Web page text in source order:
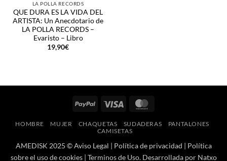
LA POLLA RECORDS
QUE DURA ES LA VIDA DEL
ARTISTA: Un Anecdotario de
LA POLLA RECORDS –
Evaristo – Libro
19,90€
PayPal Visa
HOMBRE MUJER CHAQUETAS SUDADERAS
PANTALONES
CAMISETAS
AMEDISK 2025 ©Aviso Legal | Política de privacidad | Política
sobre el uso de cookies| Terminos de Uso. Desarrollada por Natxo